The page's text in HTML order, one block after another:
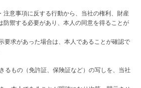
注意事項に反する行動から、当社の権利、財産
防禦する必要があり、本人の同意を得ることが
要求があった場合は、本人であることが確認で
もの（免許証、保険証など）の写しを、当社